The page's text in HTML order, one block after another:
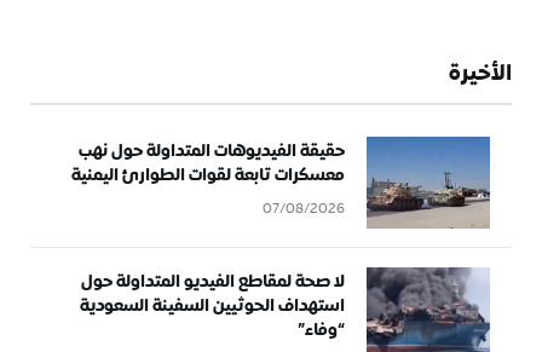
الأخيرة
حقيقة الفيديوهات المتداولة حول نهب
معسكرات تابعة لقوات الطوارئ اليمنية
07/08/2026
لا صحة لمقاطع الفيديو المتداولة حول
استهداف الحوثيين السفينة السعودية
“وفاء”